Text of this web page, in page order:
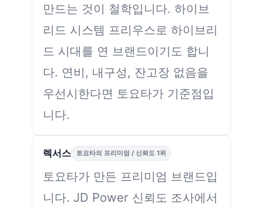
만드는 것이 철학입니다. 하이브
리드 시스템 프리우스로 하이브리
드 시대를 연 브랜드이기도 합니
다. 연비, 내구성, 잔고장 없음을
우선시한다면 토요타가 기준점입
니다.
렉서스 토요타의 프리미엄 / 신뢰도 1위
토요타가 만든 프리미엄 브랜드입
니다. JD Power 신뢰도 조사에서